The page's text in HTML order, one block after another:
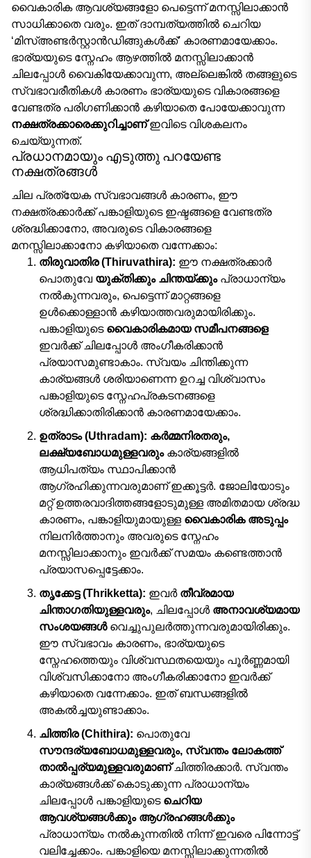
വൈകാരിക ആവശ്യങ്ങളോ പെട്ടെന്ന് മനസ്സിലാക്കാൻ
സാധിക്കാതെ വരും. ഇത് ദാമ്പത്യത്തിൽ ചെറിയ
‘മിസ്അണ്ടർസ്റ്റാൻഡിങ്ങുകൾക്ക്’ കാരണമായേക്കാം.
ഭാര്യയുടെ സ്നേഹം ആഴത്തിൽ മനസ്സിലാക്കാൻ
ചിലപ്പോൾ വൈകിയേക്കാവുന്ന, അല്ലെങ്കിൽ തങ്ങളുടെ
സ്വഭാവരീതികൾ കാരണം ഭാര്യയുടെ വികാരങ്ങളെ
വേണ്ടത്ര പരിഗണിക്കാൻ കഴിയാതെ പോയേക്കാവുന്ന
നക്ഷത്രക്കാരെക്കുറിച്ചാണ്ഇവിടെ വിശകലനം
ചെയ്യുന്നത്.
പ്രധാനമായും എടുത്തു പറയേണ്ട
നക്ഷത്രങ്ങൾ
ചില പ്രത്യേക സ്വഭാവങ്ങൾ കാരണം, ഈ
നക്ഷത്രക്കാർക്ക് പങ്കാളിയുടെ ഇഷ്ടങ്ങളെ വേണ്ടത്ര
ശ്രദ്ധിക്കാനോ, അവരുടെ വികാരങ്ങളെ
മനസ്സിലാക്കാനോ കഴിയാതെ വന്നേക്കാം:
തിരുവാതിര (Thiruvathira): ഈ നക്ഷത്രക്കാർ
പൊതുവേ യുക്തിക്കും ചിന്തയ്ക്കുംപ്രാധാന്യം
നൽകുന്നവരും, പെട്ടെന്ന് മാറ്റങ്ങളെ
ഉൾക്കൊള്ളാൻ കഴിയാത്തവരുമായിരിക്കും.
പങ്കാളിയുടെ വൈകാരികമായ സമീപനങ്ങളെ
ഇവർക്ക് ചിലപ്പോൾ അംഗീകരിക്കാൻ
പ്രയാസമുണ്ടാകാം. സ്വയം ചിന്തിക്കുന്ന
കാര്യങ്ങൾ ശരിയാണെന്ന ഉറച്ച വിശ്വാസം
പങ്കാളിയുടെ സ്നേഹപ്രകടനങ്ങളെ
ശ്രദ്ധിക്കാതിരിക്കാൻ കാരണമായേക്കാം.
ഉത്രാടം (Uthradam): കർമ്മനിരതരും,
ലക്ഷ്യബോധമുള്ളവരുംകാര്യങ്ങളിൽ
ആധിപത്യം സ്ഥാപിക്കാൻ
ആഗ്രഹിക്കുന്നവരുമാണ് ഇക്കൂട്ടർ. ജോലിയോടും
മറ്റ് ഉത്തരവാദിത്തങ്ങളോടുമുള്ള അമിതമായ ശ്രദ്ധ
കാരണം, പങ്കാളിയുമായുള്ള വൈകാരിക അടുപ്പം
നിലനിർത്താനും അവരുടെ സ്നേഹം
മനസ്സിലാക്കാനും ഇവർക്ക് സമയം കണ്ടെത്താൻ
പ്രയാസപ്പെട്ടേക്കാം.
തൃക്കേട്ട (Thrikketta): ഇവർ തീവ്രമായ
ചിന്താഗതിയുള്ളവരും, ചിലപ്പോൾ അനാവശ്യമായ
സംശയങ്ങൾവെച്ചുപുലർത്തുന്നവരുമായിരിക്കും.
ഈ സ്വഭാവം കാരണം, ഭാര്യയുടെ
സ്നേഹത്തെയും വിശ്വസ്ഥതയെയും പൂർണ്ണമായി
വിശ്വസിക്കാനോ അംഗീകരിക്കാനോ ഇവർക്ക്
കഴിയാതെ വന്നേക്കാം. ഇത് ബന്ധങ്ങളിൽ
അകൽച്ചയുണ്ടാക്കാം.
ചിത്തിര (Chithira): പൊതുവേ
സൗന്ദര്യബോധമുള്ളവരും, സ്വന്തം ലോകത്ത്
താൽപ്പര്യമുള്ളവരുമാണ്ചിത്തിരക്കാർ. സ്വന്തം
കാര്യങ്ങൾക്ക് കൊടുക്കുന്ന പ്രാധാന്യം
ചിലപ്പോൾ പങ്കാളിയുടെ ചെറിയ
ആവശ്യങ്ങൾക്കും ആഗ്രഹങ്ങൾക്കും
പ്രാധാന്യം നൽകുന്നതിൽ നിന്ന് ഇവരെ പിന്നോട്ട്
വലിച്ചേക്കാം. പങ്കാളിയെ മനസ്സിലാക്കുന്നതിൽ